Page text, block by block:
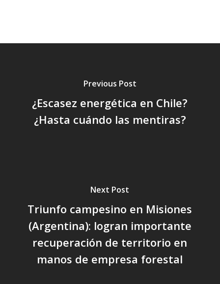
Previous Post
¿Escasez energética en Chile?
¿Hasta cuándo las mentiras?
Next Post
Triunfo campesino en Misiones
(Argentina): logran importante
recuperación de territorio en
manos de empresa forestal